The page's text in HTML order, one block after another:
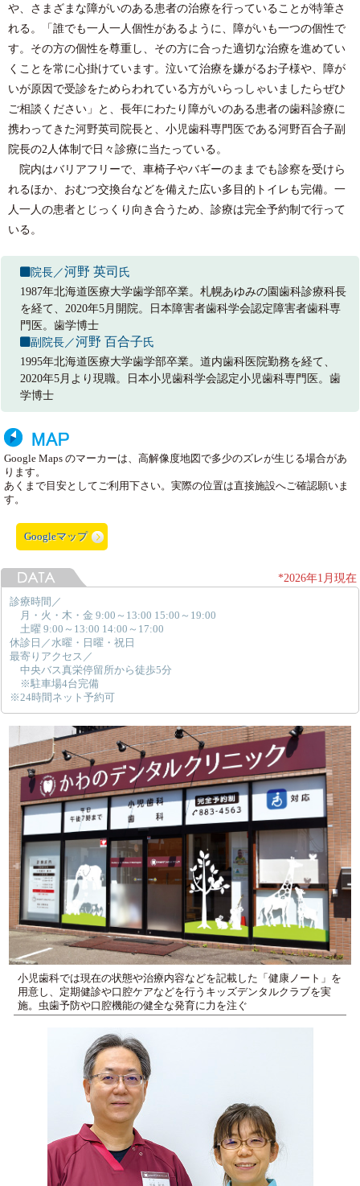
や、さまざまな障がいのある患者の治療を行っていることが特筆さ
れる。「誰でも一人一人個性があるように、障がいも一つの個性で
す。その方の個性を尊重し、その方に合った適切な治療を進めてい
くことを常に心掛けています。泣いて治療を嫌がるお子様や、障が
いが原因で受診をためらわれている方がいらっしゃいましたらぜひ
ご相談ください」と、長年にわたり障がいのある患者の歯科診療に
携わってきた河野英司院長と、小児歯科専門医である河野百合子副
院長の2人体制で日々診療に当たっている。
院内はバリアフリーで、車椅子やバギーのままでも診察を受けら
れるほか、おむつ交換台などを備えた広い多目的トイレも完備。一
人一人の患者とじっくり向き合うため、診療は完全予約制で行って
いる。
院長／河野 英司 氏
1987年北海道医療大学歯学部卒業。札幌あゆみの園歯科診療科長
を経て、2020年5月開院。日本障害者歯科学会認定障害者歯科専
門医。歯学博士
副院長／河野 百合子氏
1995年北海道医療大学歯学部卒業。道内歯科医院勤務を経て、
2020年5月より現職。日本小児歯科学会認定小児歯科専門医。歯
学博士
Google Maps のマーカーは、高解像度地図で多少のズレが生じる場合があ
ります。
あくまで目安としてご利用下さい。実際の位置は直接施設へご確認願いま
す。
Googleマップ
*2026年1月現在
診療時間／
月・火・木・金 9:00～13:00 15:00～19:00
土曜 9:00～13:00 14:00～17:00
休診日／水曜・日曜・祝日
最寄りアクセス／
中央バス真栄停留所から徒歩5分
※駐車場4台完備
※24時間ネット予約可
小児歯科では現在の状態や治療内容などを記載した「健康ノート」を
用意し、定期健診や口腔ケアなどを行うキッズデンタルクラブを実
施。虫歯予防や口腔機能の健全な発育に力を注ぐ